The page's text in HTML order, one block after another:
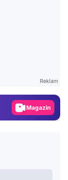
Reklam
Magazin